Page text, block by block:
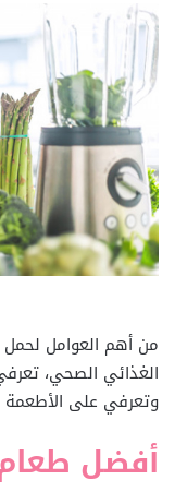
من أهم العوامل
الغذائي الصحي،
وتعرفي على الأطعمة
أفضل